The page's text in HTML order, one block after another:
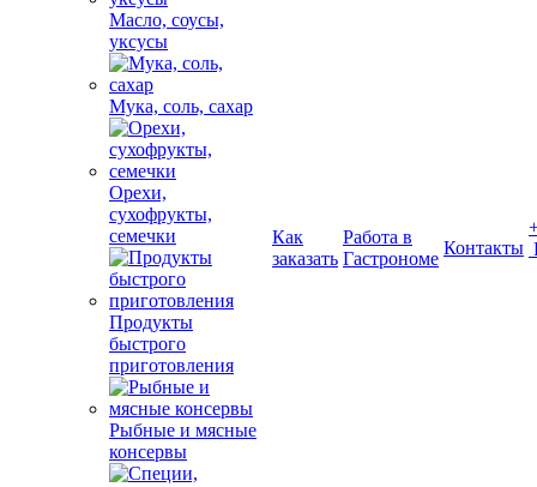
Масло, соусы,
уксусы
Мука, соль, сахар
Орехи,
сухофрукты,
семечки
Продукты
быстрого
приготовления
Рыбные и мясные
консервы
Как
заказать
Работа в
Гастрономе
Контакты